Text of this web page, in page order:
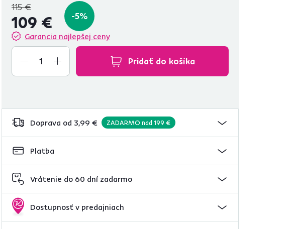
115 €
109 € -5%
Garancia najlepšej ceny
Pridať do košíka
Doprava od 3,99 € ZADARMO nad 199 €
Platba
Vrátenie do 60 dní zadarmo
Dostupnosť v predajniach